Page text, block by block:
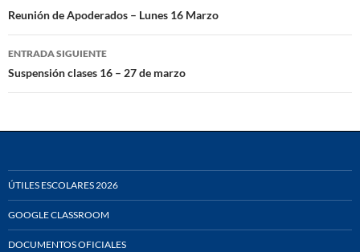
de
entradas
Reunión de Apoderados – Lunes 16 Marzo
ENTRADA SIGUIENTE
Suspensión clases 16 – 27 de marzo
ÚTILES ESCOLARES 2026
GOOGLE CLASSROOM
DOCUMENTOS OFICIALES